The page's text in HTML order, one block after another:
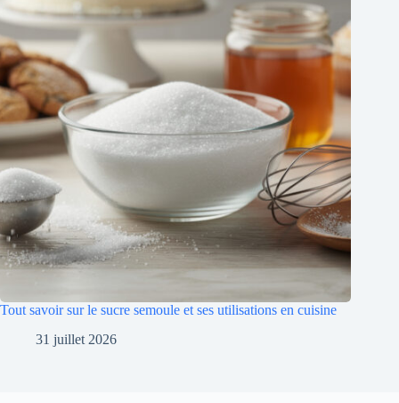
Tout savoir sur le sucre semoule et ses utilisations en cuisine
31 juillet 2026